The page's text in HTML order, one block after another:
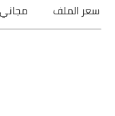
سعر الملف
مجاني